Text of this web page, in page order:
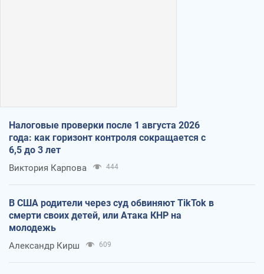
Налоговые проверки после 1 августа 2026
года: как горизонт контроля сокращается с
6,5 до 3 лет
Виктория Карпова 444
В США родители через суд обвиняют TikTok в
смерти своих детей, или Атака КНР на
молодежь
Александр Кирш 609